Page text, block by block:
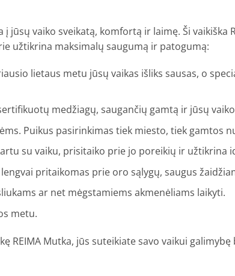
į jūsų vaiko sveikatą, komfortą ir laimę. Ši vaikiška
užtikrina maksimalų saugumą ir patogumą:
lietaus metu jūsų vaikas išliks sausas, o
medžiagų, saugančių gamtą ir jūsų
Puikus pasirinkimas tiek miesto, tiek gamtos
su vaiku, prisitaiko prie jo poreikių ir užtikrina
lengvai pritaikomas prie oro sąlygų, saugus
ar net mėgstamiems akmenėliams laikyti.
metu.
REIMA Mutka, jūs suteikiate savo vaikui